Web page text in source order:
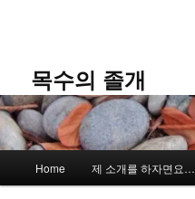
content목수의 졸개
Home 제 소개를 하자면요…